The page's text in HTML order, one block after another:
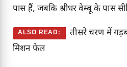
पास हैं, जबकि श्रीधर वेम्बू के पास
ALSO READ:
तीसरे चरण में
मिशन फेल